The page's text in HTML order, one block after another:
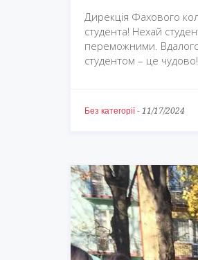
Дирекція Фахового
студента! Нехай
переможними.
студентом – це
Без категорії- 11/17/2024